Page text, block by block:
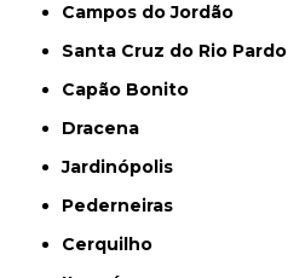
Campos do Jordão
Santa Cruz do Rio Pardo
Capão Bonito
Dracena
Jardinópolis
Pederneiras
Cerquilho